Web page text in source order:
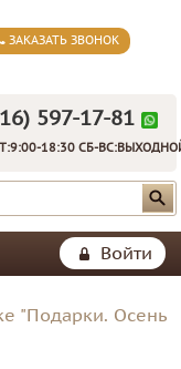
ЗАКАЗАТЬ ЗВОНОК
597-17-81
18:30 СБ-
Войти
"Подарки. Осень